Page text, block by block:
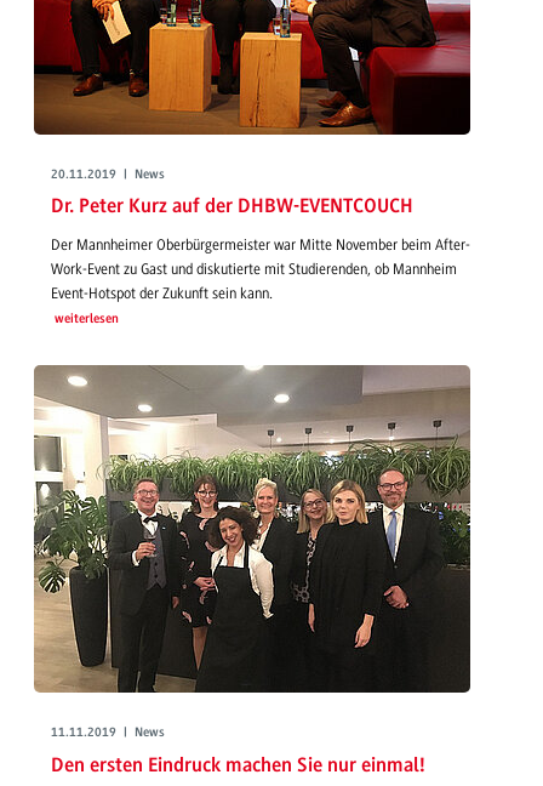
20.11.2019 | News
Dr. Peter Kurz auf der DHBW-EVENTCOUCH
Der Mannheimer Oberbürgermeister war Mitte November beim After-
Work-Event zu Gast und diskutierte mit Studierenden, ob Mannheim
Event-Hotspot der Zukunft sein kann.
weiterlesen
11.11.2019 | News
Den ersten Eindruck machen Sie nur einmal!